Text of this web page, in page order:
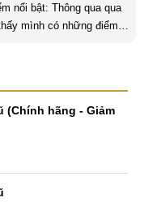
mình có những điểm
thích chạy bộ, nghe
(Chính hãng - Giảm